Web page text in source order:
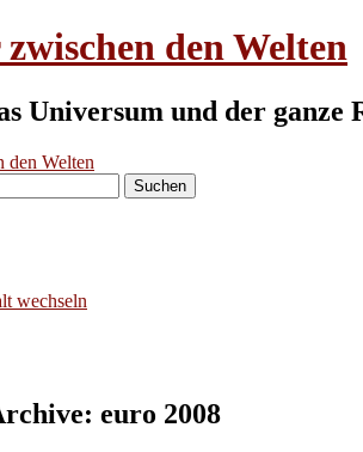
den Welten
Universum und der ganze
wechseln
euro 2008